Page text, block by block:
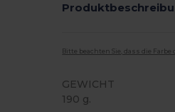
Bitte beachten Sie, dass die
GEWICHT
190 g.